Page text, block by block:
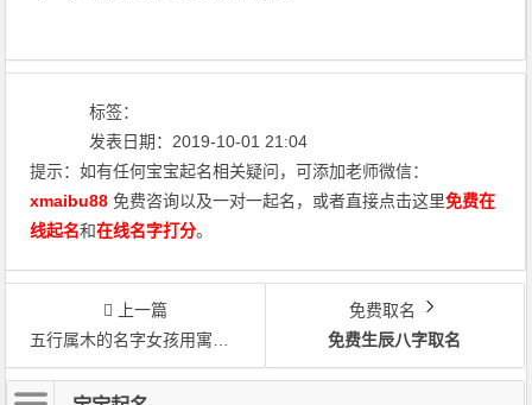
标签：
发表日期：2019-10-01 21:04
提示：如有任何宝宝起名相关疑问，可添加老师微信：
xmaibu88免费咨询以及一对一起名，或者直接点击这里免费在
线起名和在线名字打分。
上一篇
五行属木的名字女孩用寓意好的
免费取名
免费生辰八字取名